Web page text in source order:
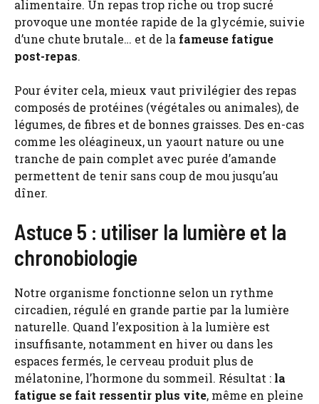
alimentaire. Un repas trop riche ou trop sucré
provoque une montée rapide de la glycémie, suivie
d’une chute brutale… et de la fameuse fatigue
post-repas.
Pour éviter cela, mieux vaut privilégier des repas
composés de protéines (végétales ou animales), de
légumes, de fibres et de bonnes graisses. Des en-cas
comme les oléagineux, un yaourt nature ou une
tranche de pain complet avec purée d’amande
permettent de tenir sans coup de mou jusqu’au
dîner.
Astuce 5 : utiliser la lumière et la
chronobiologie
Notre organisme fonctionne selon un rythme
circadien, régulé en grande partie par la lumière
naturelle. Quand l’exposition à la lumière est
insuffisante, notamment en hiver ou dans les
espaces fermés, le cerveau produit plus de
mélatonine, l’hormone du sommeil. Résultat : la
fatigue se fait ressentir plus vite, même en pleine